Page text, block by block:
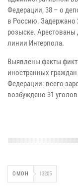
Федерации, 38 – о
в Россию. Задержано
розыске. Арестованы
линии Интерпола.
Выявлены факты
иностранных
Федерации: всего
возбуждено 31
ОМОН 13205